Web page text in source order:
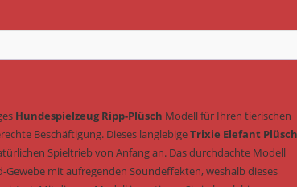
Hundespielzeug Ripp-Plüsch Modell für Ihren tierischen
Beschäftigung. Dieses langlebigeTrixie Elefant Plüsch
Spieltrieb von Anfang an. Das durchdachte Modell
mit aufregenden Soundeffekten, weshalb dieses